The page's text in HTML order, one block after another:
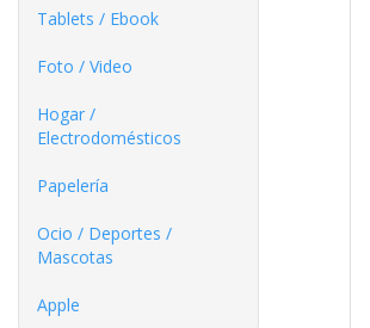
Tablets / Ebook
Foto / Video
Hogar /
Electrodomésticos
Papelería
Ocio / Deportes /
Mascotas
Apple